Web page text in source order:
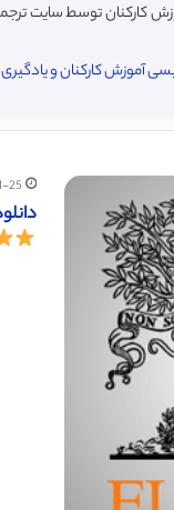
کارکنان توسط سایت
آموزش کارکنان و یادگیری
25